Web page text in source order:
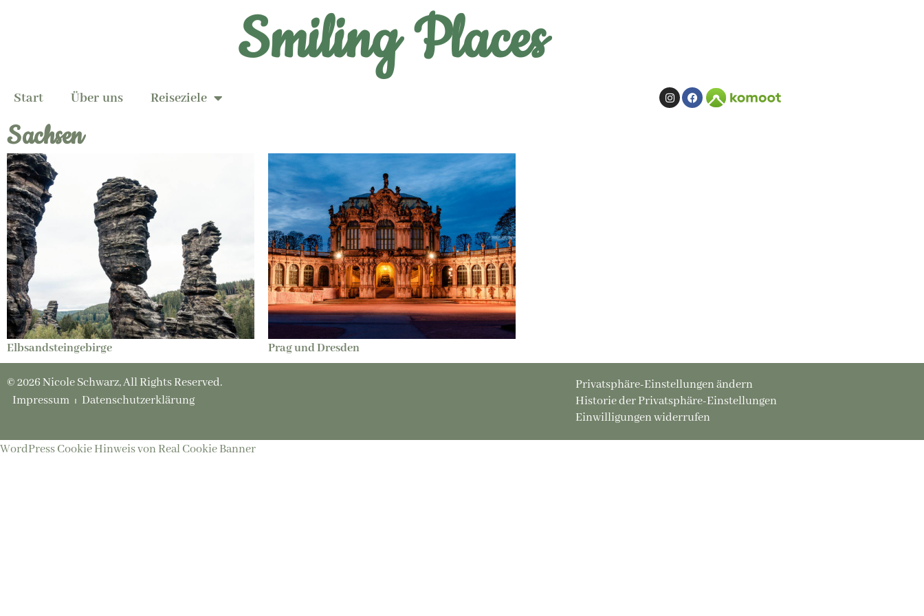
Smiling Places
Start Über uns Reiseziele
Sachsen
Elbsandsteingebirge Prag und Dresden
© 2026 Nicole Schwarz, All Rights Reserved.
Impressum
Datenschutzerklärung
Privatsphäre-Einstellungen ändern
Historie der Privatsphäre-Einstellungen
Einwilligungen widerrufen
WordPress Cookie Hinweis von Real Cookie Banner